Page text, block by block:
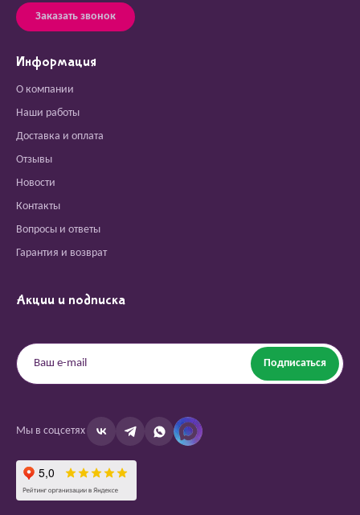
Заказать звонок
Информация
О компании
Наши работы
Доставка и оплата
Отзывы
Новости
Контакты
Вопросы и ответы
Гарантия и возврат
Акции и подписка
Подписаться
Мы в соцсетях